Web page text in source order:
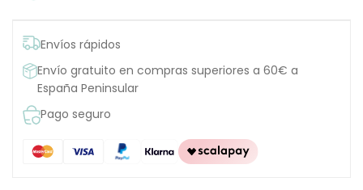
Envíos rápidos
Envío gratuito en compras superiores a 60€ a
España Peninsular
Pago seguro